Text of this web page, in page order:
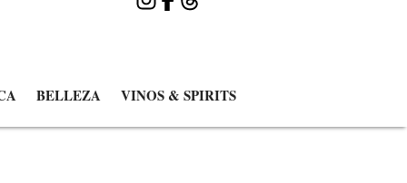
BELLEZA VINOS & SPIRITS